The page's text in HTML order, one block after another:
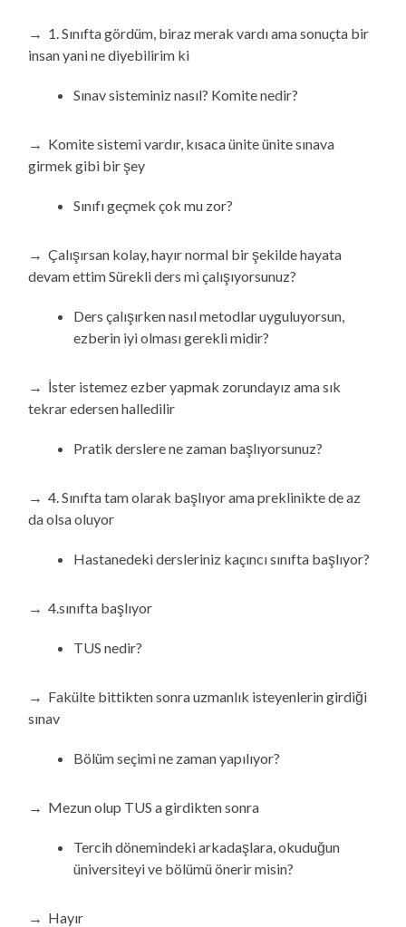
→ 1. Sınıfta gördüm, biraz merak vardı ama sonuçta bir
insan yani ne diyebilirim ki
Sınav sisteminiz nasıl? Komite nedir?
→ Komite sistemi vardır, kısaca ünite ünite sınava
girmek gibi bir şey
Sınıfı geçmek çok mu zor?
→ Çalışırsan kolay, hayır normal bir şekilde hayata
devam ettim Sürekli ders mi çalışıyorsunuz?
Ders çalışırken nasıl metodlar uyguluyorsun,
ezberin iyi olması gerekli midir?
→ İster istemez ezber yapmak zorundayız ama sık
tekrar edersen halledilir
Pratik derslere ne zaman başlıyorsunuz?
→ 4. Sınıfta tam olarak başlıyor ama preklinikte de az
da olsa oluyor
Hastanedeki dersleriniz kaçıncı sınıfta başlıyor?
→ 4.sınıfta başlıyor
TUS nedir?
→ Fakülte bittikten sonra uzmanlık isteyenlerin girdiği
sınav
Bölüm seçimi ne zaman yapılıyor?
→ Mezun olup TUS a girdikten sonra
Tercih dönemindeki arkadaşlara, okuduğun
üniversiteyi ve bölümü önerir misin?
→ Hayır